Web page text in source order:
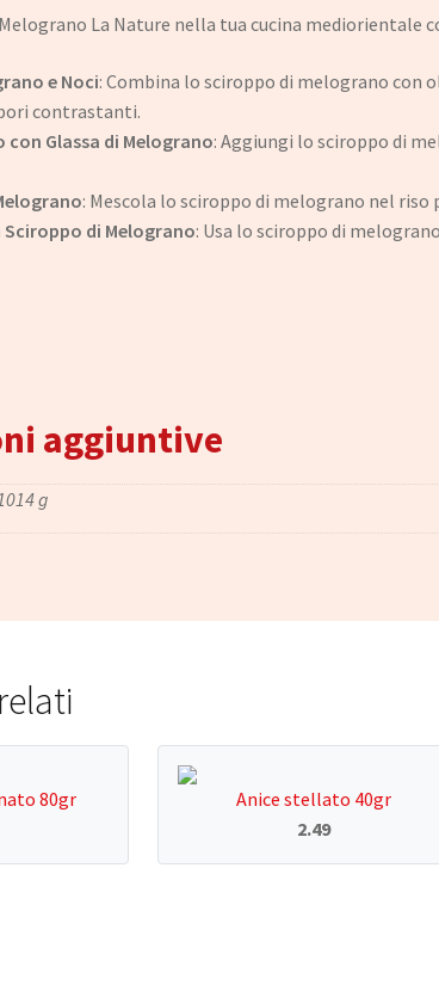
La Nature nella tua cucina mediorientale
e Noci: Combina lo sciroppo di melograno con
contrastanti.
con Glassa di Melograno: Aggiungi lo sciroppo di
: Mescola lo sciroppo di melograno nel
Sciroppo di Melograno: Usa lo sciroppo di
aggiuntive
1014 g
80gr
Anice stellato 40gr
2.49